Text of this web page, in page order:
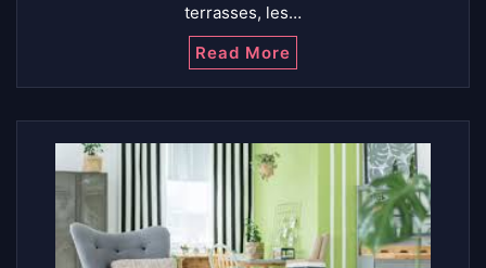
terrasses, les…
Read More